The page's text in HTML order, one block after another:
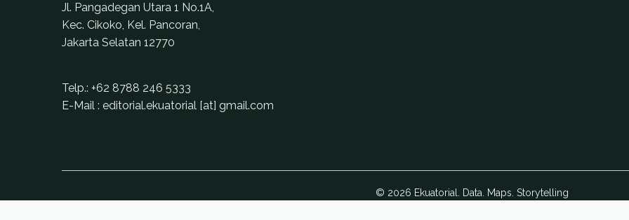
Jl. Pangadegan Utara 1 No.1A,
Kec. Cikoko, Kel. Pancoran,
Jakarta Selatan 12770
Telp.: +62 8788 246 5333
E-Mail : editorial.ekuatorial [at] gmail.com
© 2026 Ekuatorial. Data. Maps. Storytelling